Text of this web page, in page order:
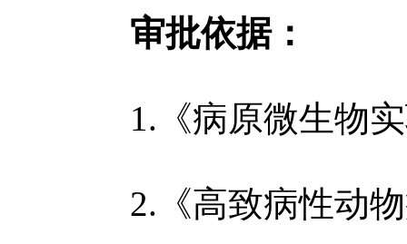
审批依据：
1. 《病原微生物
2. 《高致病性动